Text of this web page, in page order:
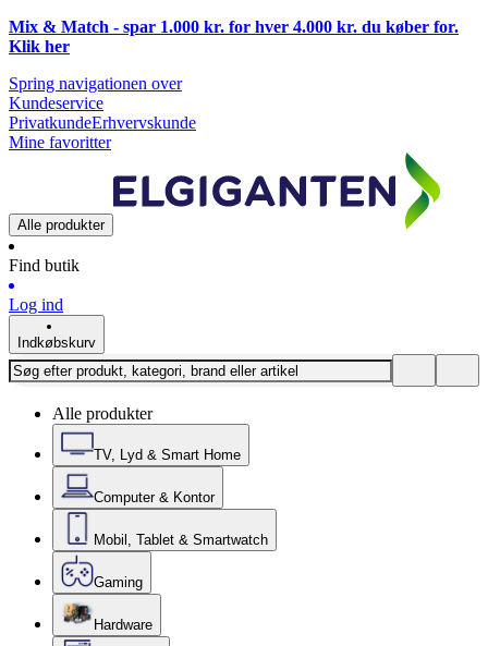
Mix & Match - spar 1.000 kr. for hver 4.000 kr. du køber for.
Klik her
Spring navigationen over
Kundeservice
PrivatkundeErhvervskunde
Mine favoritter
Alle produkter
Find butik
Log ind
Indkøbskurv
Alle produkter
TV, Lyd & Smart Home
Computer & Kontor
Mobil, Tablet & Smartwatch
Gaming
Hardware